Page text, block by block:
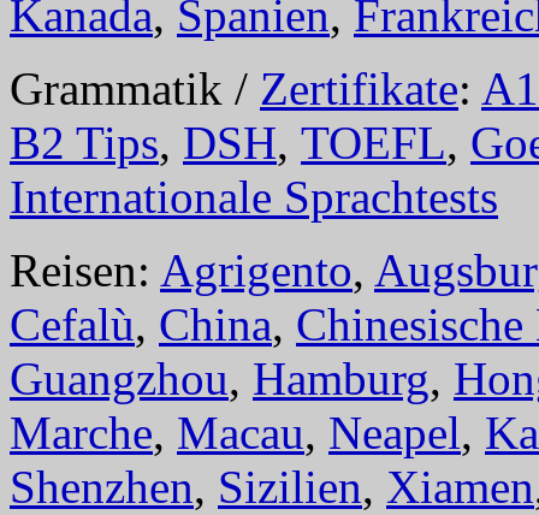
Kanada, Spanien,
Grammatik / Zertifikate: A1
B2 Tips, DSH, TOEFL,
Internationale Sprachtests
Reisen: Agrigento,
Cefalù, China, Chinesische
Guangzhou, Hamburg,
Marche, Macau, Neapel,
Shenzhen, Sizilien, Xiamen